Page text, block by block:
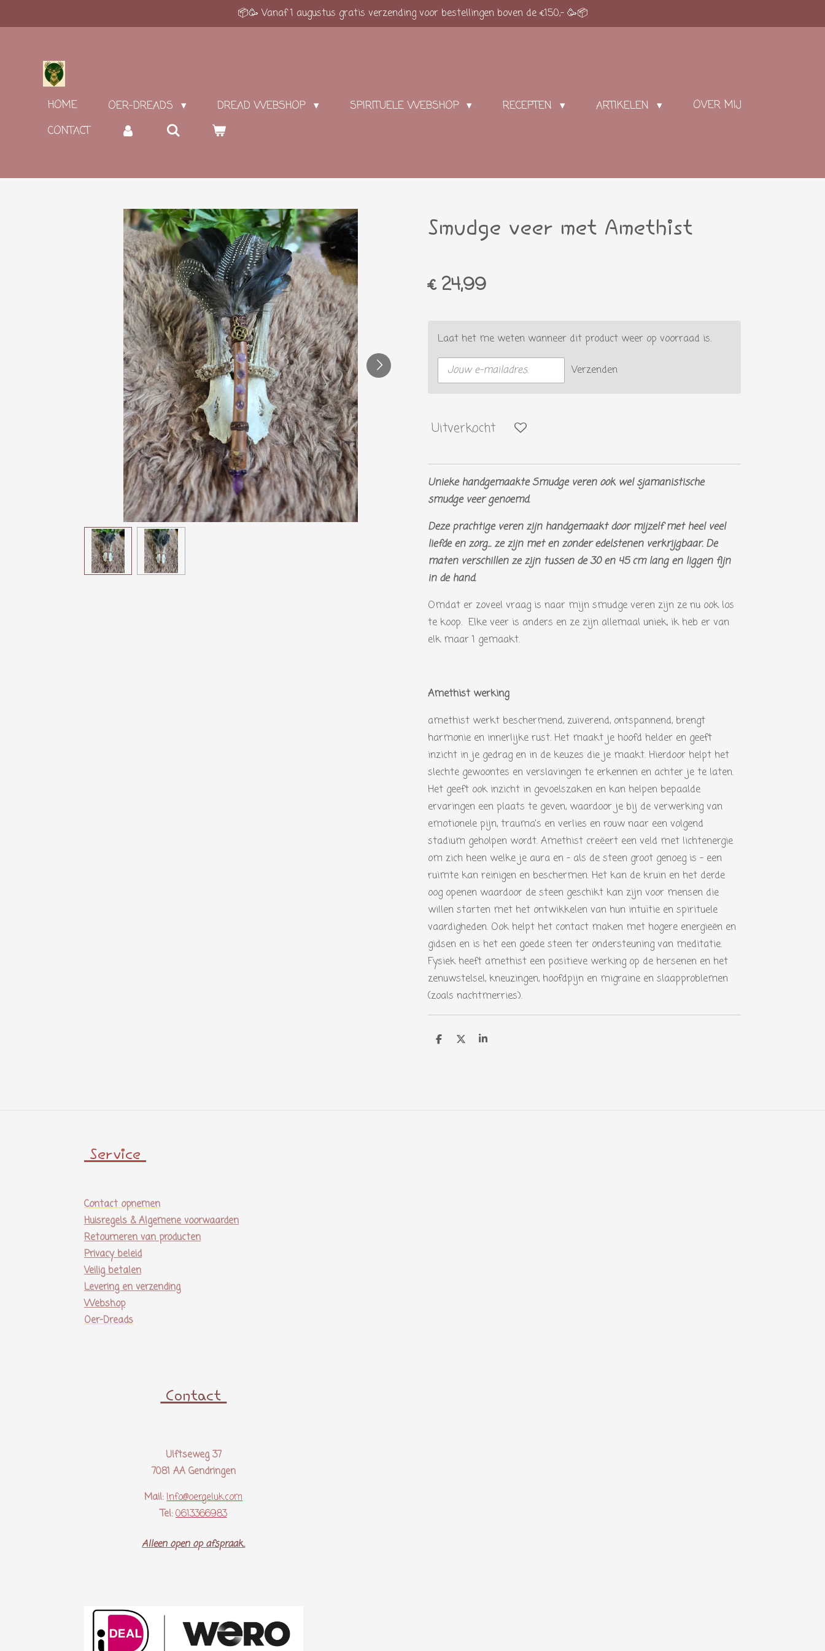
hoofdinhoud
📦🥳 Vanaf 1 augustus gratis verzending voor bestellingen boven de €150,- 🥳📦
HOME OER-DREADS DREAD WEBSHOP SPIRITUELE WEBSHOP RECEPTEN ARTIKELEN
OVER MIJ
CONTACT
Smudge veer met Amethist
€ 24,99
Laat het me weten wanneer dit product weer op voorraad is.
Verzenden
Uitverkocht
Unieke handgemaakte Smudge veren ook wel sjamanistische
smudge veer genoemd.
Deze prachtige veren zijn handgemaakt door mijzelf met heel veel
liefde en zorg... ze zijn met en zonder edelstenen verkrijgbaar. De
maten verschillen ze zijn tussen de 30 en 45 cm lang en liggen fijn
in de hand.
Omdat er zoveel vraag is naar mijn smudge veren zijn ze nu ook los
te koop. Elke veer is anders en ze zijn allemaal uniek, ik heb er van
elk maar 1 gemaakt.
Amethist werking
amethist werkt beschermend, zuiverend, ontspannend, brengt
harmonie en innerlijke rust. Het maakt je hoofd helder en geeft
inzicht in je gedrag en in de keuzes die je maakt. Hierdoor helpt het
slechte gewoontes en verslavingen te erkennen en achter je te laten.
Het geeft ook inzicht in gevoelszaken en kan helpen bepaalde
ervaringen een plaats te geven, waardoor je bij de verwerking van
emotionele pijn, trauma's en verlies en rouw naar een volgend
stadium geholpen wordt. Amethist creëert een veld met lichtenergie
om zich heen welke je aura en - als de steen groot genoeg is - een
ruimte kan reinigen en beschermen. Het kan de kruin en het derde
oog openen waardoor de steen geschikt kan zijn voor mensen die
willen starten met het ontwikkelen van hun intuïtie en spirituele
vaardigheden. Ook helpt het contact maken met hogere energieën en
gidsen en is het een goede steen ter ondersteuning van meditatie.
Fysiek heeft amethist een positieve werking op de hersenen en het
zenuwstelsel, kneuzingen, hoofdpijn en migraine en slaapproblemen
(zoals nachtmerries).
D D S
Service
Contact opnemen
Huisregels & Algemene voorwaarden
Retourneren van producten
Privacy beleid
Veilig betalen
Levering en verzending
Webshop
Oer-Dreads
Contact
Ulftseweg 37
7081 AA Gendringen
Mail: Info@oergeluk.com
Tel: 0613366983
Alleen open op afspraak..